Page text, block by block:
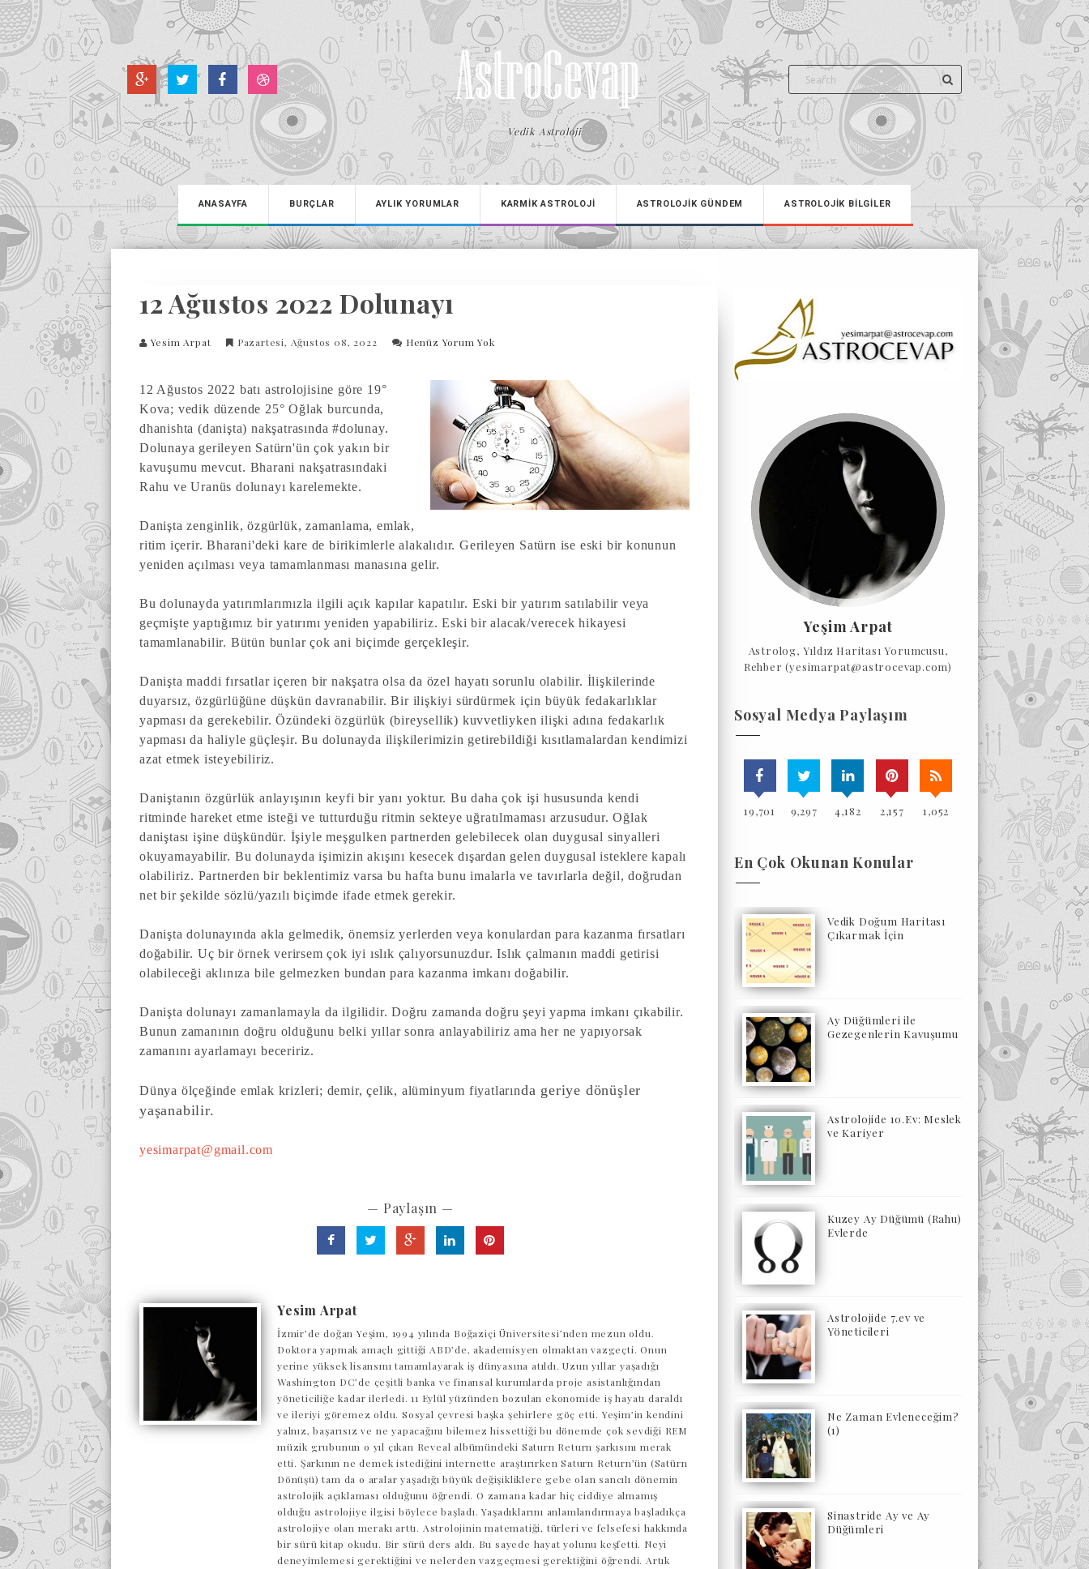
Vedik Astroloji
ANASAYFA BURÇLAR AYLIK YORUMLAR KARMİK ASTROLOJİ ASTROLOJİK GÜNDEM ASTROLOJİK BİLGİLER
12 Ağustos 2022 Dolunayı
Yesim Arpat Pazartesi, Ağustos 08, 2022 Henüz Yorum Yok
12 Ağustos 2022 batı astrolojisine göre 19°
Kova; vedik düzende 25° Oğlak burcunda,
dhanishta (danişta) nakşatrasında #dolunay.
Dolunaya gerileyen Satürn'ün çok yakın bir
kavuşumu mevcut. Bharani nakşatrasındaki
Rahu ve Uranüs dolunayı karelemekte.
Danişta zenginlik, özgürlük, zamanlama, emlak,
ritim içerir. Bharani'deki kare de birikimlerle alakalıdır. Gerileyen Satürn ise eski bir konunun
yeniden açılması veya tamamlanması manasına gelir.
Bu dolunayda yatırımlarımızla ilgili açık kapılar kapatılır. Eski bir yatırım satılabilir veya
geçmişte yaptığımız bir yatırımı yeniden yapabiliriz. Eski bir alacak/verecek hikayesi
tamamlanabilir. Bütün bunlar çok ani biçimde gerçekleşir.
Danişta maddi fırsatlar içeren bir nakşatra olsa da özel hayatı sorunlu olabilir. İlişkilerinde
duyarsız, özgürlüğüne düşkün davranabilir. Bir ilişkiyi sürdürmek için büyük fedakarlıklar
yapması da gerekebilir. Özündeki özgürlük (bireysellik) kuvvetliyken ilişki adına fedakarlık
yapması da haliyle güçleşir. Bu dolunayda ilişkilerimizin getirebildiği kısıtlamalardan kendimizi
azat etmek isteyebiliriz.
Daniştanın özgürlük anlayışının keyfi bir yanı yoktur. Bu daha çok işi hususunda kendi
ritminde hareket etme isteği ve tutturduğu ritmin sekteye uğratılmaması arzusudur. Oğlak
daniştası işine düşkündür. İşiyle meşgulken partnerden gelebilecek olan duygusal sinyalleri
okuyamayabilir. Bu dolunayda işimizin akışını kesecek dışardan gelen duygusal isteklere kapalı
olabiliriz. Partnerden bir beklentimiz varsa bu hafta bunu imalarla ve tavırlarla değil, doğrudan
net bir şekilde sözlü/yazılı biçimde ifade etmek gerekir.
Danişta dolunayında akla gelmedik, önemsiz yerlerden veya konulardan para kazanma fırsatları
doğabilir. Uç bir örnek verirsem çok iyi ıslık çalıyorsunuzdur. Islık çalmanın maddi getirisi
olabileceği aklınıza bile gelmezken bundan para kazanma imkanı doğabilir.
Danişta dolunayı zamanlamayla da ilgilidir. Doğru zamanda doğru şeyi yapma imkanı çıkabilir.
Bunun zamanının doğru olduğunu belki yıllar sonra anlayabiliriz ama her ne yapıyorsak
zamanını ayarlamayı beceririz.
Dünya ölçeğinde emlak krizleri; demir, çelik, alüminyum fiyatlarında geriye dönüşler
yaşanabilir.
yesimarpat@gmail.com
— Paylaşın —
Yesim Arpat
İzmir’de doğan Yeşim, 1994 yılında Boğaziçi Üniversitesi’nden mezun oldu.
Doktora yapmak amaçlı gittiği ABD’de, akademisyen olmaktan vazgeçti. Onun
yerine yüksek lisansını tamamlayarak iş dünyasına atıldı. Uzun yıllar yaşadığı
Washington DC’de çeşitli banka ve finansal kurumlarda proje asistanlığından
yöneticiliğe kadar ilerledi. 11 Eylül yüzünden bozulan ekonomide iş hayatı daraldı
ve ileriyi göremez oldu. Sosyal çevresi başka şehirlere göç etti. Yeşim’in kendini
yalnız, başarısız ve ne yapacağını bilemez hissettiği bu dönemde çok sevdiği REM
müzik grubunun o yıl çıkan Reveal albümündeki Saturn Return şarkısını merak
etti. Şarkının ne demek istediğini internette araştırırken Saturn Return’ün (Satürn
Dönüşü) tam da o aralar yaşadığı büyük değişikliklere gebe olan sancılı dönemin
astrolojik açıklaması olduğunu öğrendi. O zamana kadar hiç ciddiye almamış
olduğu astrolojiye ilgisi böylece başladı. Yaşadıklarını anlamlandırmaya başladıkça
astrolojiye olan merakı arttı. Astrolojinin matematiği, türleri ve felsefesi hakkında
bir sürü kitap okudu. Bir sürü ders aldı. Bu sayede hayat yolunu keşfetti. Neyi
deneyimlemesi gerektiğini ve nelerden vazgeçmesi gerektiğini öğrendi. Artık
Yeşim Arpat
Astrolog, Yıldız Haritası Yorumcusu,
Rehber (yesimarpat@astrocevap.com)
Sosyal Medya Paylaşım
19,701 9,297 4,182 2,157 1,052
En Çok Okunan Konular
Vedik Doğum Haritası
Çıkarmak İçin
Ay Düğümleri ile
Gezegenlerin Kavuşumu
Astrolojide 10.Ev: Meslek
ve Kariyer
Kuzey Ay Düğümü (Rahu)
Evlerde
Astrolojide 7.ev ve
Yöneticileri
Ne Zaman Evleneceğim?
(1)
Sinastride Ay ve Ay
Düğümleri